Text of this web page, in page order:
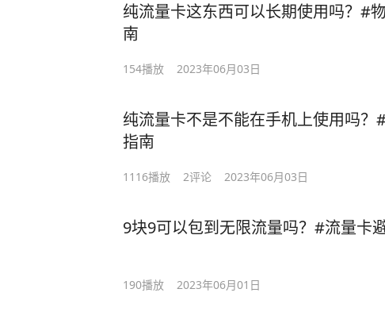
纯流量卡这东西可以长期使用吗？#
南
154播放 2023年06月03日
纯流量卡不是不能在手机上使用吗
指南
1116播放 2评论 2023年06月03日
9块9可以包到无限流量吗？#流量卡
190播放 2023年06月01日